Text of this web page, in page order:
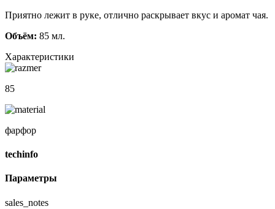
Приятно лежит в руке, отлично раскрывает вкус и аромат чая.
Объём: 85 мл.
Характеристики
85
фарфор
techinfo
Параметры
sales_notes